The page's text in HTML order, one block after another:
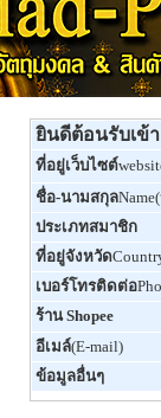
ยินดีต้อนรับเข้
ที่อยู่เว็บไซต์
ชื่อ-นามสกุล
ประเภทสมาชิก
ที่อยู่จังหวัด
เบอร์โทรติดต่อ
ร้าน Shopee
อีเมล์(E-mail)
ข้อมูลอื่นๆ